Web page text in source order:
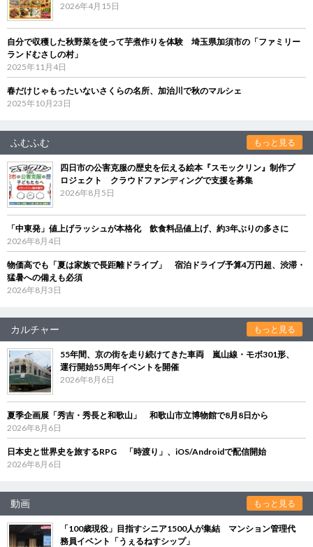
2026年4月15日
自分で収穫した秋野菜を使って芋煮作りを体験 埼玉県加須市の「ファミリー
ランドむさしの村」
2025年11月4日
春だけじゃもったいないさくらの名所、加治川で秋のマルシェ
2025年10月23日
ふむふむ もっと見る
四日市の公害克服の歴史を伝える絵本『スモックリン』制作プ
ロジェクト クラウドファンディングで支援を募集
2026年8月5日
「中東発」値上げラッシュが本格化 飲食料品値上げ、約3年ぶりの多さに
2026年8月4日
物価高でも「夏は家族で長距離ドライブ」 宿泊ドライブ予算4万円超、渋滞・
猛暑への備えも必須
2026年8月3日
カルチャー もっと見る
55年間、京の街を走り続けてきた車両 嵐山線・モボ301形、
運行開始55周年イベントを開催
2026年8月6日
夏季企画展「秀吉・秀長と和歌山」 和歌山市立博物館で8月8日から
2026年8月6日
日本史と世界史を旅するRPG 「時渡り」、iOS/Androidで配信開始
2026年8月6日
動画 もっと見る
「100歳現役」目指すシニア1500人が集結 マンション管理代
務員イベント「うぇるねすシップ」